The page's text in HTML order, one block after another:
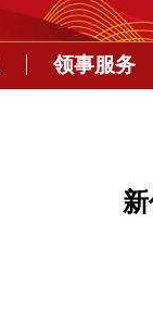
领事服务